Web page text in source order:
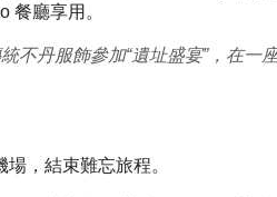
餐廳享用。
不丹服飾參加“遺址盛宴”，在一
，結束難忘旅程。